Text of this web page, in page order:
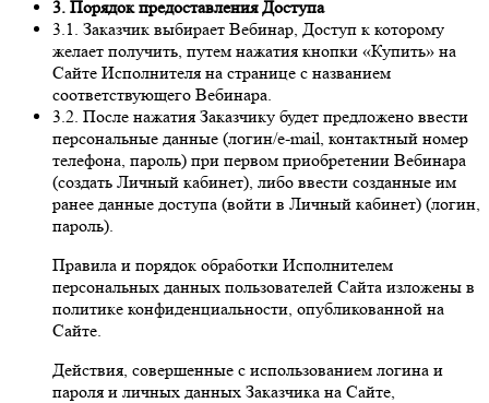
3. Порядок предоставления Доступа
3.1. Заказчик выбирает Вебинар, Доступ к которому
желает получить, путем нажатия кнопки «Купить» на
Сайте Исполнителя на странице с названием
соответствующего Вебинара.
3.2. После нажатия Заказчику будет предложено ввести
персональные данные (логин/e-mail, контактный номер
телефона, пароль) при первом приобретении Вебинара
(создать Личный кабинет), либо ввести созданные им
ранее данные доступа (войти в Личный кабинет) (логин,
пароль).
Правила и порядок обработки Исполнителем
персональных данных пользователей Сайта изложены в
политике конфиденциальности, опубликованной на
Сайте.
Действия, совершенные с использованием логина и
пароля и личных данных Заказчика на Сайте,